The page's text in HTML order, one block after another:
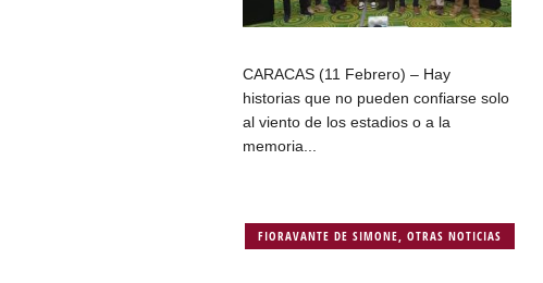
CARACAS (11 Febrero) – Hay
historias que no pueden confiarse solo
al viento de los estadios o a la
memoria...
FIORAVANTE DE SIMONE,OTRAS NOTICIAS